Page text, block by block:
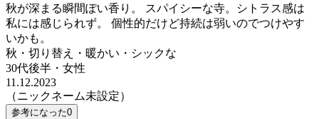
秋が深まる瞬間ぽい香り。 スパイシーな寺。シトラス感は
私には感じられず。 個性的だけど持続は弱いのでつけやす
いかも。
秋・切り替え・暖かい・シックな
30代後半 ・ 女性
11.12.2023
（ニックネーム未設定）
参考になった0